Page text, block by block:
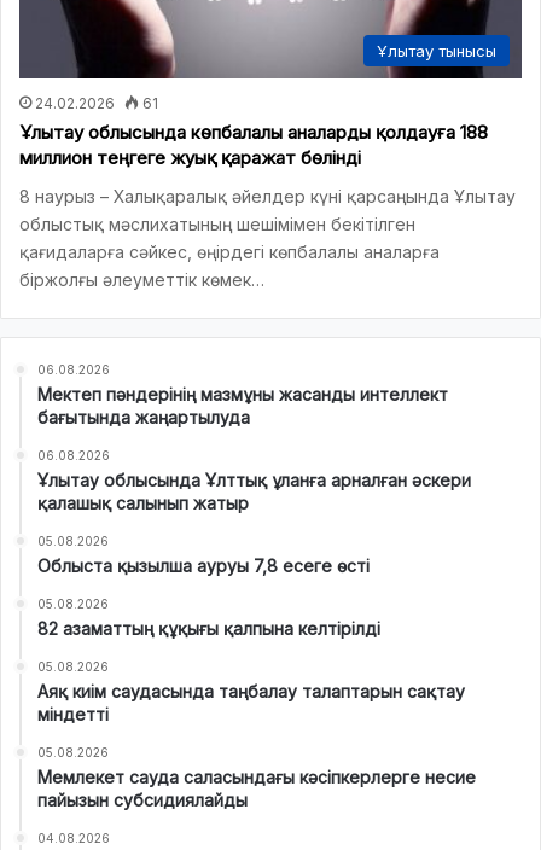
Ұлытау тынысы
24.02.2026 61
Ұлытау облысында көпбалалы аналарды қолдауға 188
миллион теңгеге жуық қаражат бөлінді
8 наурыз – Халықаралық әйелдер күні қарсаңында Ұлытау
облыстық мәслихатының шешімімен бекітілген
қағидаларға сәйкес, өңірдегі көпбалалы аналарға
біржолғы әлеуметтік көмек…
06.08.2026
Мектеп пәндерінің мазмұны жасанды интеллект
бағытында жаңартылуда
06.08.2026
Ұлытау облысында Ұлттық ұланға арналған әскери
қалашық салынып жатыр
05.08.2026
Облыста қызылша ауруы 7,8 есеге өсті
05.08.2026
82 азаматтың құқығы қалпына келтірілді
05.08.2026
Аяқ киім саудасында таңбалау талаптарын сақтау
міндетті
05.08.2026
Мемлекет сауда саласындағы кәсіпкерлерге несие
пайызын субсидиялайды
04.08.2026